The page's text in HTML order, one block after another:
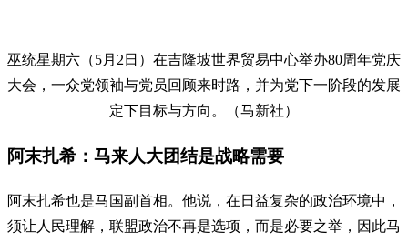
巫统星期六（5月2日）在吉隆坡世界贸易中心举办80周年党庆
大会，一众党领袖与党员回顾来时路，并为党下一阶段的发展
定下目标与方向。（马新社）
阿末扎希：马来人大团结是战略需要
阿末扎希也是马国副首相。他说，在日益复杂的政治环境中，
须让人民理解，联盟政治不再是选项，而是必要之举，因此马